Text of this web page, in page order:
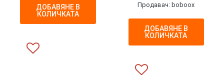
ДОБАВЯНЕ В
КОЛИЧКАТА
Продавач: boboox
ДОБАВЯНЕ В
КОЛИЧКАТА